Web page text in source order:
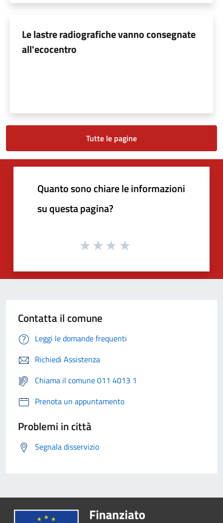
Le lastre radiografiche vanno consegnate
all'ecocentro
Tutte le pagine
Quanto sono chiare le informazioni
su questa pagina?
Contatta il comune
Leggi le domande frequenti
Richiedi Assistenza
Chiama il comune 011 4013 1
Prenota un appuntamento
Problemi in città
Segnala disservizio